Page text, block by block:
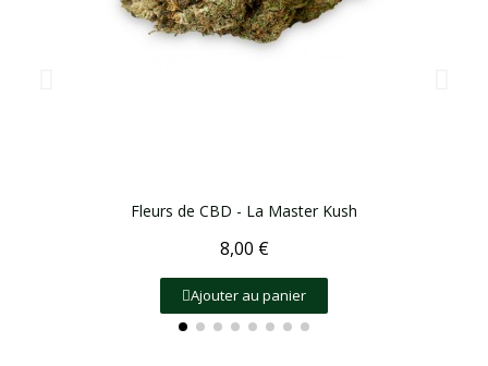
Aperçu rapide
Fleurs de CBD - La Master Kush
8,00 €
Ajouter au panier